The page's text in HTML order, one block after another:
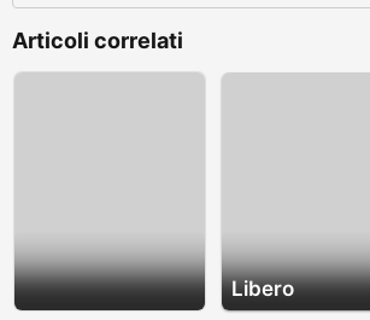
Articoli correlati
Libero